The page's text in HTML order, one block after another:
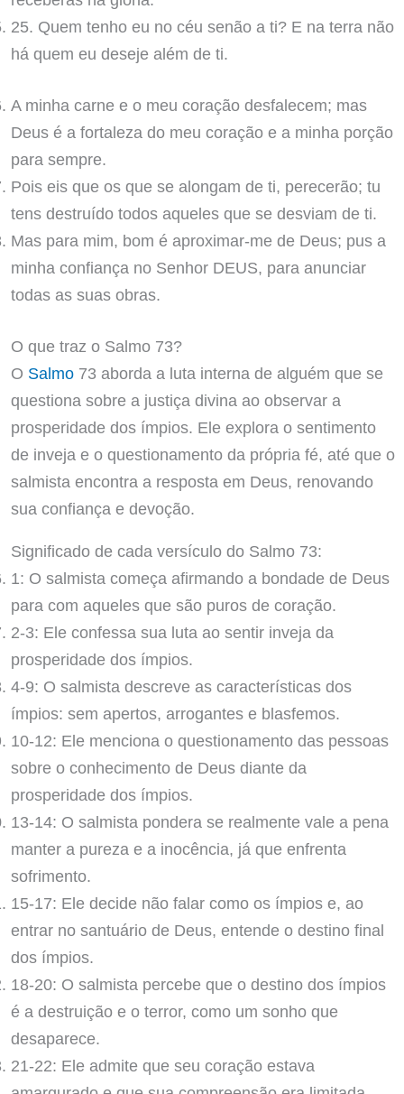
25. Quem tenho eu no céu senão a ti? E na terra não
há quem eu deseje além de ti.
A minha carne e o meu coração desfalecem; mas
Deus é a fortaleza do meu coração e a minha porção
para sempre.
Pois eis que os que se alongam de ti, perecerão; tu
tens destruído todos aqueles que se desviam de ti.
Mas para mim, bom é aproximar-me de Deus; pus a
minha confiança no Senhor DEUS, para anunciar
todas as suas obras.
O que traz o Salmo 73?
O Salmo73 aborda a luta interna de alguém que se
questiona sobre a justiça divina ao observar a
prosperidade dos ímpios. Ele explora o sentimento
de inveja e o questionamento da própria fé, até que o
salmista encontra a resposta em Deus, renovando
sua confiança e devoção.
Significado de cada versículo do Salmo 73:
1: O salmista começa afirmando a bondade de Deus
para com aqueles que são puros de coração.
2-3: Ele confessa sua luta ao sentir inveja da
prosperidade dos ímpios.
4-9: O salmista descreve as características dos
ímpios: sem apertos, arrogantes e blasfemos.
10-12: Ele menciona o questionamento das pessoas
sobre o conhecimento de Deus diante da
prosperidade dos ímpios.
13-14: O salmista pondera se realmente vale a pena
manter a pureza e a inocência, já que enfrenta
sofrimento.
15-17: Ele decide não falar como os ímpios e, ao
entrar no santuário de Deus, entende o destino final
dos ímpios.
18-20: O salmista percebe que o destino dos ímpios
é a destruição e o terror, como um sonho que
desaparece.
21-22: Ele admite que seu coração estava